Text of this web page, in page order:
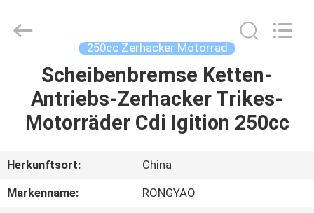
HAUS
PRODUKTE
ÜBER
UNS
Co.,Ltd.
250cc Zerhacker Motorrad
Scheibenbremse Ketten-
Antriebs-Zerhacker Trikes-
Motorräder Cdi Igition 250cc
Herkunftsort:
China
Markenname:
RONGYAO